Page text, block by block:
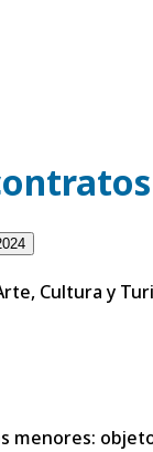
Cultura y
menores: